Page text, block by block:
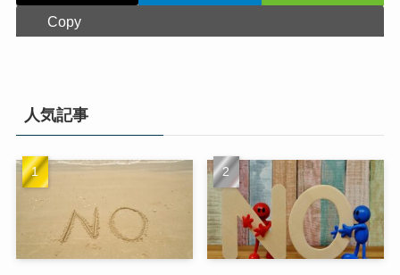
Copy
人気記事